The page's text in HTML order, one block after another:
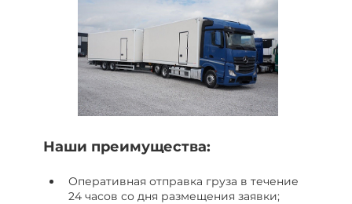
Наши преимущества:
Оперативная отправка груза в течение
24 часов со дня размещения заявки;